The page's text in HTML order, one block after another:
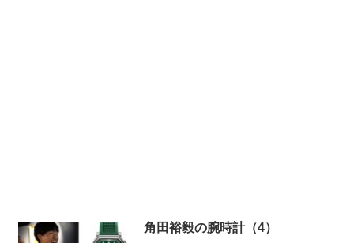
角田裕毅の腕時計（4）